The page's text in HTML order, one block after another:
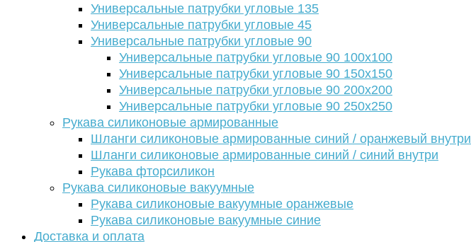
Универсальные патрубки угловые 135
Универсальные патрубки угловые 45
Универсальные патрубки угловые 90
Универсальные патрубки угловые 90 100х100
Универсальные патрубки угловые 90 150х150
Универсальные патрубки угловые 90 200х200
Универсальные патрубки угловые 90 250х250
Рукава силиконовые армированные
Шланги силиконовые армированные синий / оранжевый внутри
Шланги силиконовые армированные синий / синий внутри
Рукава фторсиликон
Рукава силиконовые вакуумные
Рукава силиконовые вакуумные оранжевые
Рукава силиконовые вакуумные синие
Доставка и оплата